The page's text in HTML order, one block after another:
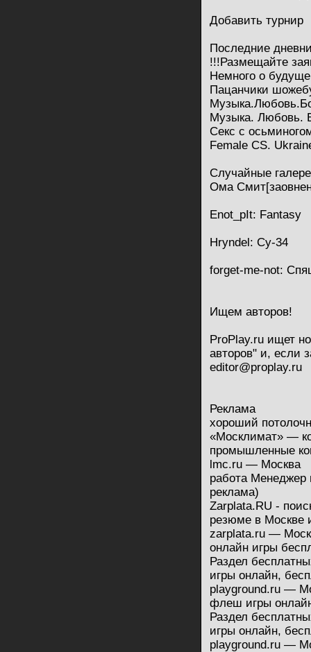
Добавить турнир
Последние
!!!Размещайте
Немного о
Пацанчики
Музыка. Любовь.
Секс с
Female CS.
Случайные
Ома
Enot_pIt: Fantasy
Hryndel: Су-34
forget-me-not:
Ищем авторов!
ProPlay.ru ищет
авторов" и, если
editor@proplay.ru
Реклама
хороший
«Москлимат» —
промышленные
lmc.ru — Москва
работа Менеджер
реклама)
Zarplata.RU -
резюме в Москве
zarplata.ru —
онлайн игры
Раздел
игры онлайн,
playground.ru —
флеш игры
Раздел
игры онлайн,
playground.ru —